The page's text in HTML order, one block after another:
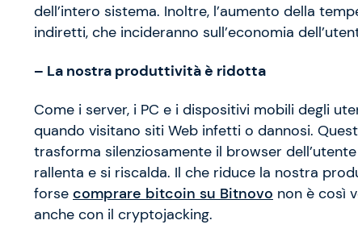
dell’intero sistema. Inoltre, l’aumento della
indiretti, che incideranno sull’economia
– La nostra produttività è ridotta
Come i server, i PC e i dispositivi mobili degli
quando visitano siti Web infetti o dannosi.
trasforma silenziosamente il browser
rallenta e si riscalda. Il che riduce la nostra
forse comprare bitcoin su Bitnovo non è così
anche con il cryptojacking.